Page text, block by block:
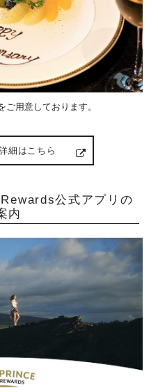
用意しております。
細はこちら
公式アプリの
内